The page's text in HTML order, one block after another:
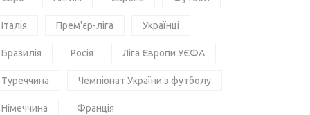
Італія Прем'єр-ліга Українці
Бразилія Росія Ліга Європи УЄФА
Туреччина Чемпіонат України з футболу
Німеччина Франція